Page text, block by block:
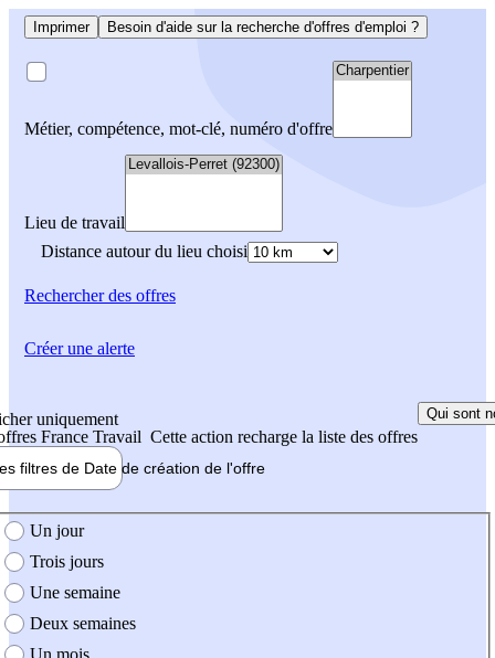
Imprimer Besoin d'aide sur la recherche d'offres d'emploi ?
Métier, compétence, mot-clé, numéro d'offre
Lieu de travail
Distance autour du lieu choisi
Rechercherdes offres
uniquement
France Travail Cette action recharge la liste des offres
Qui sont
filtres de Date de création de l'offre
création de l'offre
Un jour
Trois jours
Une semaine
Deux semaines
Un mois
Créer une alerte